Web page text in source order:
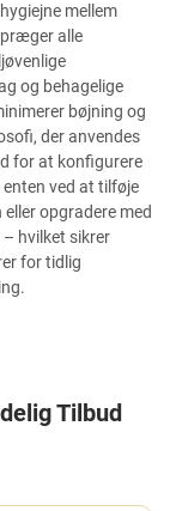
mellem
alle
og behagelige
bøjning og
der anvendes
for at konfigurere
ved at tilføje
opgradere med
hvilket sikrer
for tidlig
Tilbud